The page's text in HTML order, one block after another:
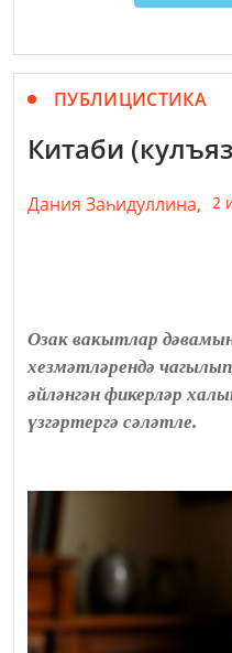
ПУБЛИЦИСТИКА
Китаби
Дания Заһидуллина, 2
Озак вакытлар
хезмәтләрендә
әйләнгән фикерләр
үзгәртергә сәләтле.